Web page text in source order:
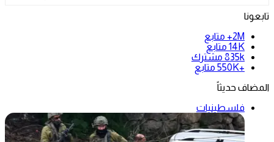
تابعونا
2M+
متابع
14K متابع
835k مشترك
+550K
متابع
المضاف حديثاً
فلسطينيات